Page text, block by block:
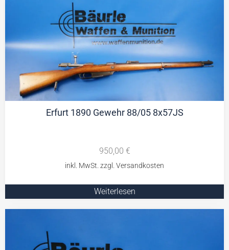
Erfurt 1890 Gewehr 88/05 8x57JS
950,00 €
Weiterlesen